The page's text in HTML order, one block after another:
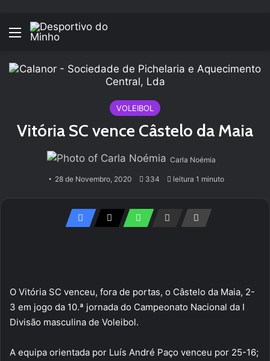
Menu
VOLEIBOL
Vitória SC vence Câstelo da Maia
Carla Noémia
28 de Novembro, 2020 334 leitura 1 minuto
O Vitória SC venceu, fora de portas, o Câstelo da Maia, 2-
3 em jogo da 10.ª jornada do Campeonato Nacional da I
Divisão masculina de Voleibol.
A equipa orientada por Luís André Paço venceu por 25-16;